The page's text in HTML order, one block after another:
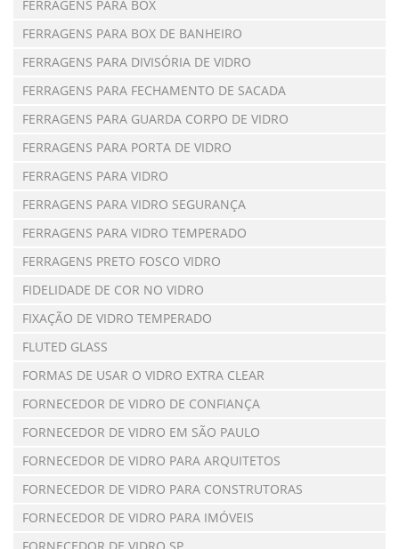
FERRAGENS PARA BOX
FERRAGENS PARA BOX DE BANHEIRO
FERRAGENS PARA DIVISÓRIA DE VIDRO
FERRAGENS PARA FECHAMENTO DE SACADA
FERRAGENS PARA GUARDA CORPO DE VIDRO
FERRAGENS PARA PORTA DE VIDRO
FERRAGENS PARA VIDRO
FERRAGENS PARA VIDRO SEGURANÇA
FERRAGENS PARA VIDRO TEMPERADO
FERRAGENS PRETO FOSCO VIDRO
FIDELIDADE DE COR NO VIDRO
FIXAÇÃO DE VIDRO TEMPERADO
FLUTED GLASS
FORMAS DE USAR O VIDRO EXTRA CLEAR
FORNECEDOR DE VIDRO DE CONFIANÇA
FORNECEDOR DE VIDRO EM SÃO PAULO
FORNECEDOR DE VIDRO PARA ARQUITETOS
FORNECEDOR DE VIDRO PARA CONSTRUTORAS
FORNECEDOR DE VIDRO PARA IMÓVEIS